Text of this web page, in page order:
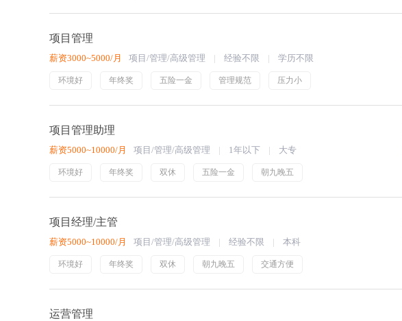
项目管理
薪资3000~5000/月 项目/管理/高级管理 经验不限 学历不限
环境好 年终奖 五险一金 管理规范 压力小
项目管理助理
薪资5000~10000/月 项目/管理/高级管理 1年以下 大专
环境好 年终奖 双休 五险一金 朝九晚五
项目经理/主管
薪资5000~10000/月 项目/管理/高级管理 经验不限 本科
环境好 年终奖 双休 朝九晚五 交通方便
运营管理